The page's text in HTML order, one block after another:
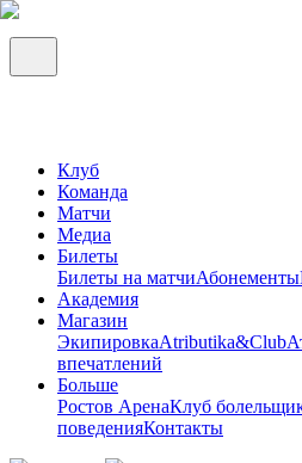
Клуб
Команда
Матчи
Медиа
Билеты
Билеты на матчиАбонементы
Академия
Магазин
ЭкипировкаAtributika&Club
впечатлений
Больше
Ростов АренаКлуб
поведенияКонтакты